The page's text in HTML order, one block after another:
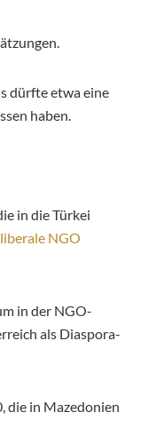
dürfte etwa eine
haben.
in die Türkei
NGO
in der NGO-
als Diaspora-
die in Mazedonien